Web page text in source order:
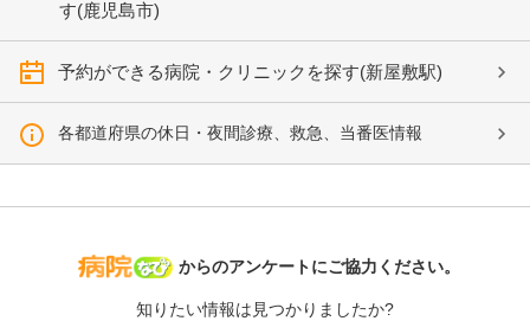
す(鹿児島市)
予約ができる病院・クリニックを探す(新屋敷駅)
各都道府県の休日・夜間診療、救急、当番医情報
病院なび
からのアンケートにご協力ください。
知りたい情報は見つかりましたか?